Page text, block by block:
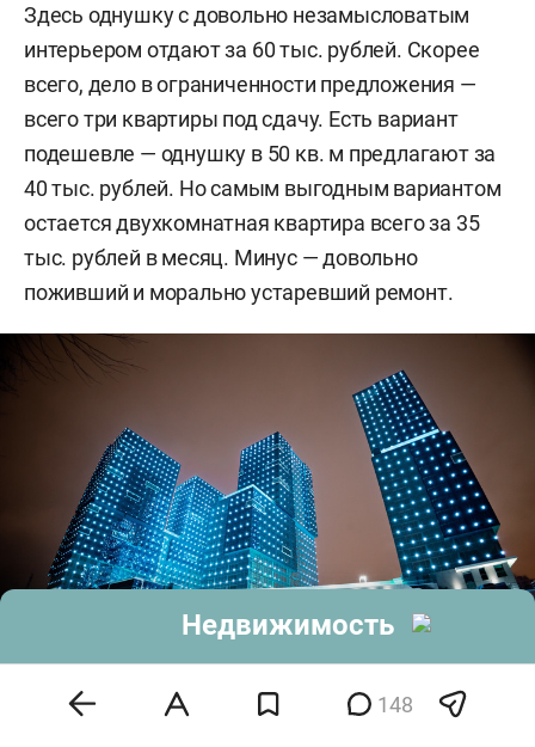
Здесь однушку с довольно незамысловатым
интерьером отдают за 60 тыс. рублей. Скорее
всего, дело в ограниченности предложения —
всего три квартиры под сдачу. Есть вариант
подешевле — однушку в 50 кв. м предлагают за
40 тыс. рублей. Но самым выгодным вариантом
остается двухкомнатная квартира всего за 35
тыс. рублей в месяц. Минус — довольно
поживший и морально устаревший ремонт.
В ЖК Atlantis Deluxe самая дорогая однокомнатная квартира сдается за
148
Недвижимость